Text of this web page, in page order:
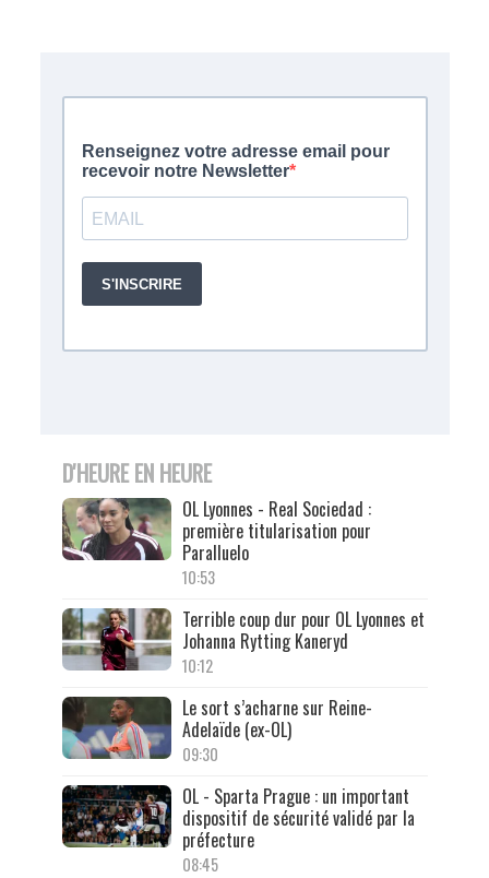
D'HEURE EN HEURE
OL Lyonnes - Real Sociedad :
première titularisation pour
Paralluelo
10:53
Terrible coup dur pour OL Lyonnes et
Johanna Rytting Kaneryd
10:12
Le sort s’acharne sur Reine-
Adelaïde (ex-OL)
09:30
OL - Sparta Prague : un important
dispositif de sécurité validé par la
préfecture
08:45